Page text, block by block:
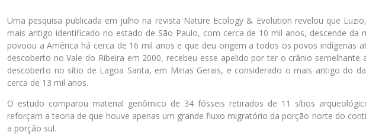
Uma pesquisa publicada em julho na revista Nature Ecology & Evolution revelou que
mais antigo identificado no estado de São Paulo, com cerca de 10 mil anos, descende da
povoou a América há cerca de 16 mil anos e que deu origem a todos os povos indígenas
descoberto no Vale do Ribeira em 2000, recebeu esse apelido por ter o crânio semelhante
descoberto no sítio de Lagoa Santa, em Minas Gerais, e considerado o mais antigo do
cerca de 13 mil anos.
O estudo comparou material genômico de 34 fósseis retirados de 11 sítios
reforçam a teoria de que houve apenas um grande fluxo migratório da porção norte do
a porção sul.